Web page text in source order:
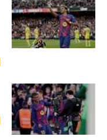
في المونديال
رياضة نسائية
أمريكا
ركن الألعاب
رياضة نسائية
آسيا
ركن الألعاب
أقسام خاصة
Gamers